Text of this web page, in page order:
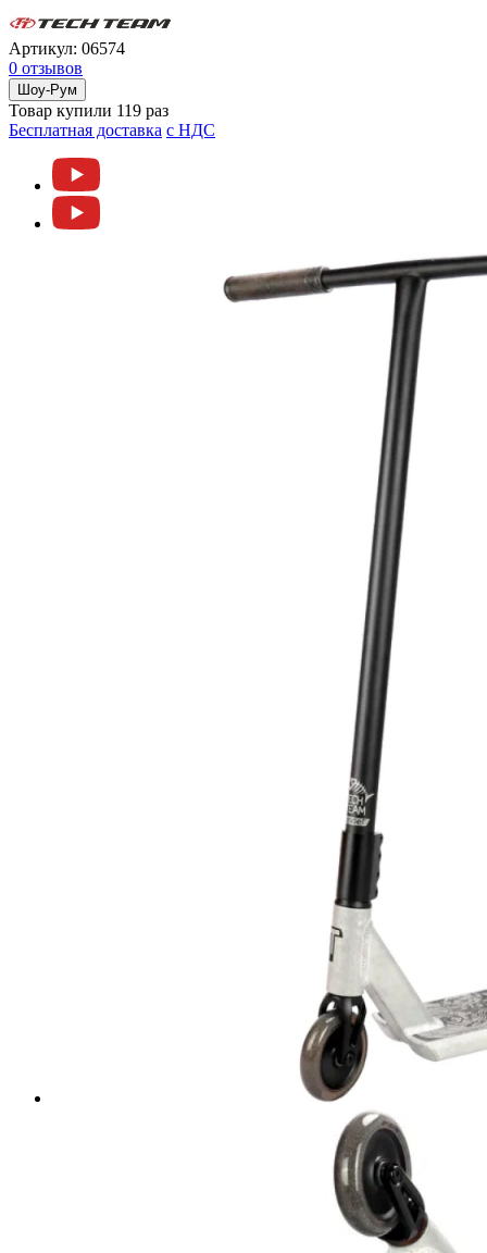
Артикул: 06574
0 отзывов
Шоу-Рум
Товар купили 119 раз
Бесплатная доставка c НДС